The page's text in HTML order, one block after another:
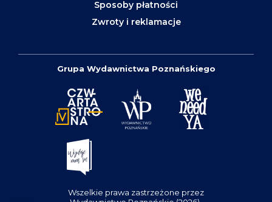
Sposoby płatności
Zwroty i reklamacje
Grupa Wydawnictwa Poznańskiego
Wszelkie prawa zastrzeżone przez